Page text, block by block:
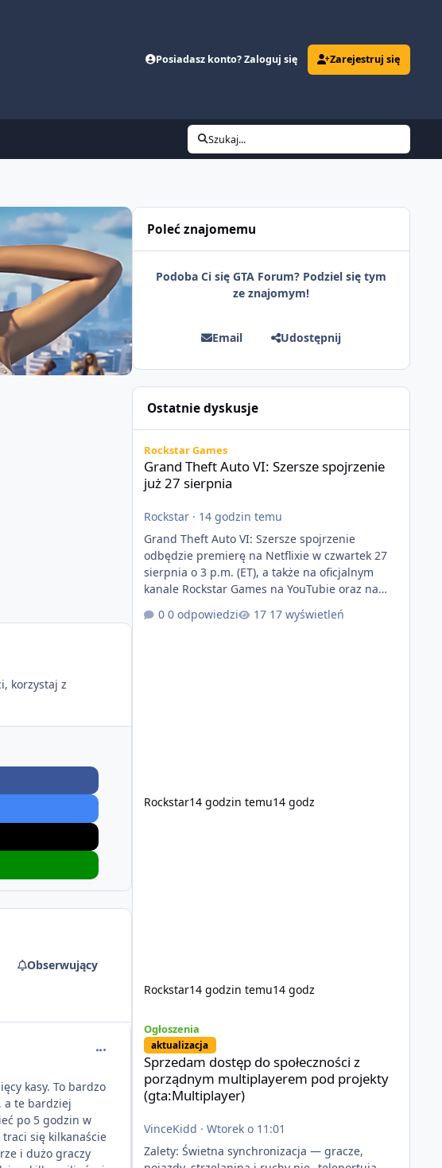
Posiadasz konto? Zaloguj się Zarejestruj się
Szukaj...
korzystaj z
Obserwujący
comment_53627
kasy. To bardzo
a te bardziej
po 5 godzin w
się kilkanaście
i dużo graczy
Poleć znajomemu
Podoba Ci się GTA Forum? Podziel się tym
ze znajomym!
Email Udostępnij
Ostatnie dyskusje
Rockstar Games
Grand Theft Auto VI: Szersze spojrzenie
już 27 sierpnia
Rockstar· 14 godzin temu
Grand Theft Auto VI: Szersze spojrzenie
odbędzie premierę na Netflixie w czwartek 27
sierpnia o 3 p.m. (ET), a także na oficjalnym
kanale Rockstar Games na YouTubie oraz na
stronie Grand Theft Auto VI o 9 p.m. (ET) 27
sierpnia. https://netflix.com/GTAVI Grand Theft
0 odpowiedzi 17 wyświetleń
Rockstar14 godzin temu14 godz
Rockstar14 godzin temu14 godz
Ogłoszenia
aktualizacja
Sprzedam dostęp do społeczności z
porządnym multiplayerem pod projekty
(gta:Multiplayer)
VinceKidd · Wtorek o 11:01
Zalety: Świetna synchronizacja — gracze,